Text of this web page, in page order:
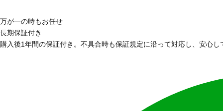
万が一の時もお任せ
長期保証付き
購入後1年間の保証付き。不具合時も保証規定に沿って対応し、安心